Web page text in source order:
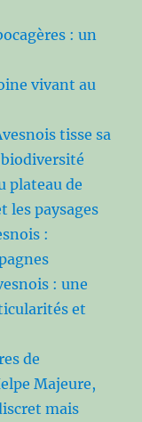
: un
vivant au
tisse sa
plateau de
les paysages
:
: une
et
de
Majeure,
mais